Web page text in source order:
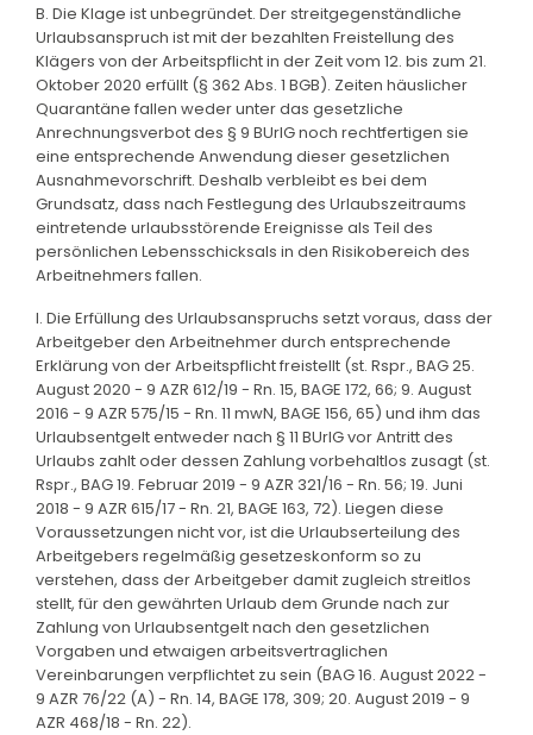
B. Die Klage ist unbegründet. Der streitgegenständliche
Urlaubsanspruch ist mit der bezahlten Freistellung des
Klägers von der Arbeitspflicht in der Zeit vom 12. bis zum 21.
Oktober 2020 erfüllt (§ 362 Abs. 1 BGB). Zeiten häuslicher
Quarantäne fallen weder unter das gesetzliche
Anrechnungsverbot des § 9 BUrlG noch rechtfertigen sie
eine entsprechende Anwendung dieser gesetzlichen
Ausnahmevorschrift. Deshalb verbleibt es bei dem
Grundsatz, dass nach Festlegung des Urlaubszeitraums
eintretende urlaubsstörende Ereignisse als Teil des
persönlichen Lebensschicksals in den Risikobereich des
Arbeitnehmers fallen.
I. Die Erfüllung des Urlaubsanspruchs setzt voraus, dass der
Arbeitgeber den Arbeitnehmer durch entsprechende
Erklärung von der Arbeitspflicht freistellt (st. Rspr., BAG 25.
August 2020 - 9 AZR 612/19 - Rn. 15, BAGE 172, 66; 9. August
2016 - 9 AZR 575/15 - Rn. 11 mwN, BAGE 156, 65) und ihm das
Urlaubsentgelt entweder nach § 11 BUrlG vor Antritt des
Urlaubs zahlt oder dessen Zahlung vorbehaltlos zusagt (st.
Rspr., BAG 19. Februar 2019 - 9 AZR 321/16 - Rn. 56; 19. Juni
2018 - 9 AZR 615/17 - Rn. 21, BAGE 163, 72). Liegen diese
Voraussetzungen nicht vor, ist die Urlaubserteilung des
Arbeitgebers regelmäßig gesetzeskonform so zu
verstehen, dass der Arbeitgeber damit zugleich streitlos
stellt, für den gewährten Urlaub dem Grunde nach zur
Zahlung von Urlaubsentgelt nach den gesetzlichen
Vorgaben und etwaigen arbeitsvertraglichen
Vereinbarungen verpflichtet zu sein (BAG 16. August 2022 -
9 AZR 76/22 (A) - Rn. 14, BAGE 178, 309; 20. August 2019 - 9
AZR 468/18 - Rn. 22).